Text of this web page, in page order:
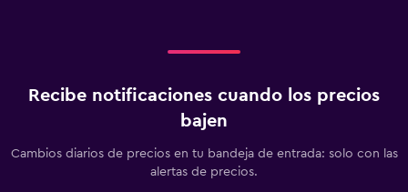
Recibe notificaciones cuando los precios
bajen
Cambios diarios de precios en tu bandeja de entrada: solo con las
alertas de precios.